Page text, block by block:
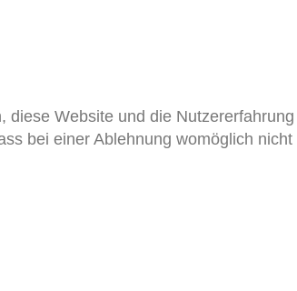
diese Website und die Nutzererfahrung
bei einer Ablehnung womöglich nicht